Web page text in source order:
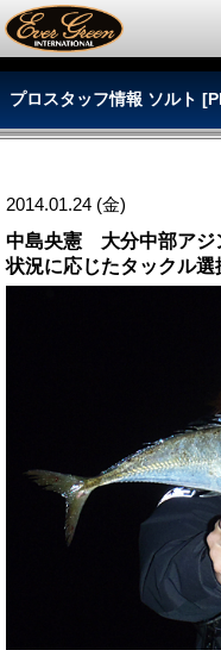
プロスタッフ情報 ソルト
2014.01.24 (金)
中島央憲 大分中部アジ
状況に応じたタックル